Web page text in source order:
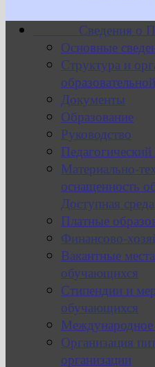
Сведения о
Основные
Структура и
Документы
Образование
Руководство
Педагогический
Материально-
оснащенность
Доступная среда
Платные
Финансово-
Вакантные
обучающихся
Стипендии и
обучающихся
Международное
Организация
организации